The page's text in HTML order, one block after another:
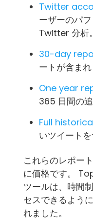
Twitter
ーザーのパ
Twitter 分析。
30-day
ートが含まれ
One year
365 日間の
Full
いツイートを
これらのレポー
に価格です。
ツールは、時間
セスできるよう
れました。